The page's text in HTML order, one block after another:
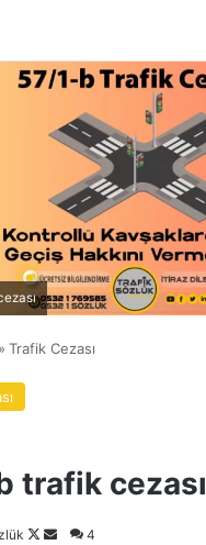
» Trafik Cezası
trafik cezası
Follow
Bir
4